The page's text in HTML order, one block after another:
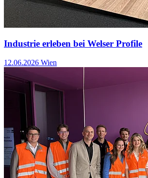
Industrie erleben bei Welser Profile
12.06.2026 Wien